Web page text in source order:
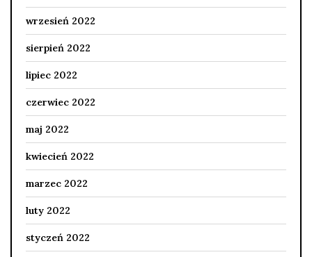
wrzesień 2022
sierpień 2022
lipiec 2022
czerwiec 2022
maj 2022
kwiecień 2022
marzec 2022
luty 2022
styczeń 2022